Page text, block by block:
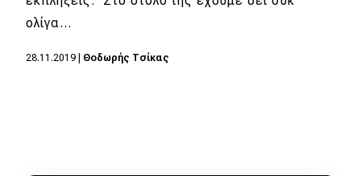
ολίγα…
28.11.2019 Θοδωρής Τσίκας